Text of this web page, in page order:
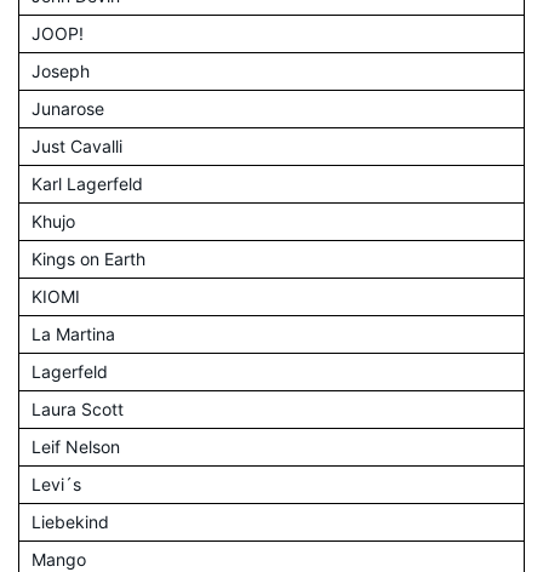
JOOP!
Joseph
Junarose
Just Cavalli
Karl Lagerfeld
Khujo
Kings on Earth
KIOMI
La Martina
Lagerfeld
Laura Scott
Leif Nelson
Levi´s
Liebekind
Mango